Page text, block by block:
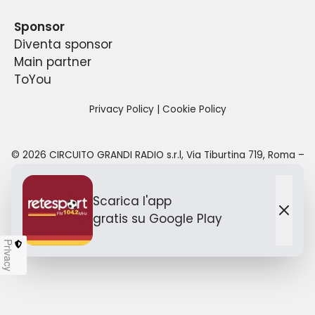
Sponsor
Diventa sponsor
Main partner
ToYou
Privacy Policy| Cookie Policy
© 2026 CIRCUITO GRANDI RADIO s.r.l, Via Tiburtina 719, Roma –
00159- P. IVA e C.F.
Designed with by TO
Scarica l'app
gratis su Google Play
Privacy